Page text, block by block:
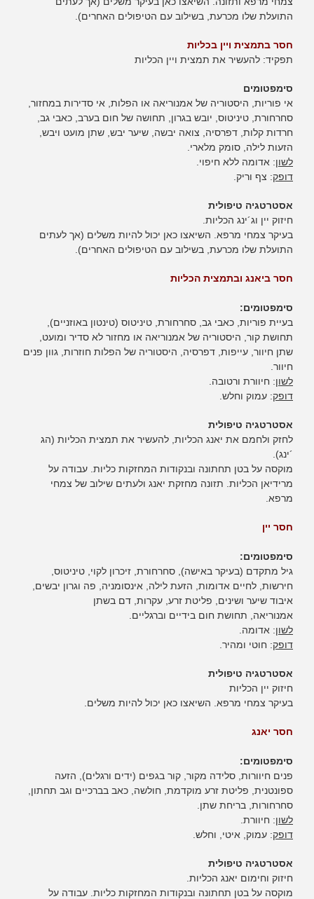
התועלת שלו מכרעת, בשילוב עם הטיפולים האחרים).
חסר בתמצית ויין בכליות
תפקיד: להעשיר את תמצית ויין הכליות
סימפטומים
אי פוריות, היסטוריה של אמנוריאה או הפלות, אי סדירות במחזור,
סחרחורת, טיניטוס, יובש בגרון, תחושה של חום בערב, כאבי גב,
חרדות קלות, דפרסיה, צואה יבשה, שיער יבש, שתן מועט ויבש,
הזעות לילה, סומק מלארי.
לשון: אדומה ללא חיפוי.
דופק: צף וריק.
אסטרטגיה טיפולית
חיזוק יין וג´ינג הכליות.
בעיקר צמחי מרפא. השיאצו כאן יכול להיות משלים (אך לעתים
התועלת שלו מכרעת, בשילוב עם הטיפולים האחרים).
חסר ביאנג ובתמצית הכליות
סימפטומים:
בעיית פוריות, כאבי גב, סחרחורת, טיניטוס (טינטון באוזניים),
תחושת קור, היסטוריה של אמנוריאה או מחזור לא סדיר ומועט,
שתן חיוור, עייפות, דפרסיה, היסטוריה של הפלות חוזרות, גוון פנים
חיוור.
לשון: חיוורת ורטובה.
דופק: עמוק וחלש.
אסטרטגיה טיפולית
לחזק ולחמם את יאנג הכליות, להעשיר את תמצית הכליות (הג
´ינג).
מוקסה על בטן תחתונה ובנקודות המחזקות כליות. עבודה על
מרידיאן הכליות. תזונה מחזקת יאנג ולעתים שילוב של צמחי
מרפא.
חסר יין
סימפטומים:
גיל מתקדם (בעיקר באישה), סחרחורת, זיכרון לקוי, טיניטוס,
חירשות, לחיים אדומות, הזעת לילה, אינסומניה, פה וגרון יבשים,
איבוד שיער ושינים, פליטת זרע, עקרות, דם בשתן
אמנוריאה, תחושת חום בידיים וברגליים.
לשון: אדומה.
דופק: חוטי ומהיר.
אסטרטגיה טיפולית
חיזוק יין הכליות
בעיקר צמחי מרפא. השיאצו כאן יכול להיות משלים.
חסר יאנג
סימפטומים:
פנים חיוורות, סלידה מקור, קור בגפים (ידים ורגלים), הזעה
ספונטנית, פליטת זרע מוקדמת, חולשה, כאב בברכיים וגב תחתון,
סחרחורות, בריחת שתן.
לשון: חיוורת.
דופק: עמוק, איטי, וחלש.
אסטרטגיה טיפולית
חיזוק וחימום יאנג הכליות.
מוקסה על בטן תחתונה ובנקודות המחזקות כליות. עבודה על